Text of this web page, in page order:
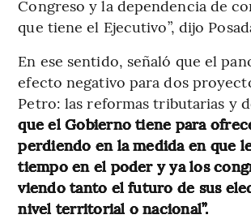
Congreso y la dependencia de
que tiene el Ejecutivo”, dijo
En ese sentido, señaló que el
efecto negativo para dos
Petro: las reformas tributarias y
que el Gobierno tiene para
perdiendo en la medida en que
tiempo en el poder y ya los
viendo tanto el futuro de sus
nivel territorial o nacional”.